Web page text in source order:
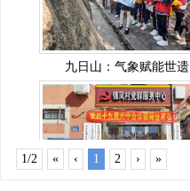
九日山：气象赋能世遗
1/2 « ‹ 1 2 › »